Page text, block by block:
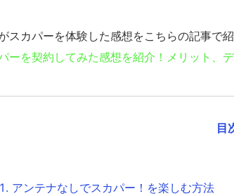
スカパーを体験した感想をこちらの記事で
ーを契約してみた感想を紹介！メリット、
目
アンテナなしでスカパー！を楽しむ方法